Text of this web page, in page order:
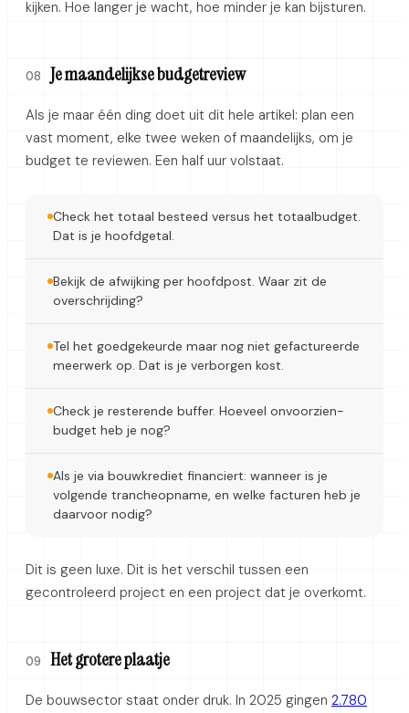
kijken. Hoe langer je wacht, hoe minder je kan bijsturen.
08 Je maandelijkse budgetreview
Als je maar één ding doet uit dit hele artikel: plan een
vast moment, elke twee weken of maandelijks, om je
budget te reviewen. Een half uur volstaat.
Check het totaal besteed versus het totaalbudget.
Dat is je hoofdgetal.
Bekijk de afwijking per hoofdpost. Waar zit de
overschrijding?
Tel het goedgekeurde maar nog niet gefactureerde
meerwerk op. Dat is je verborgen kost.
Check je resterende buffer. Hoeveel onvoorzien-
budget heb je nog?
Als je via bouwkrediet financiert: wanneer is je
volgende trancheopname, en welke facturen heb je
daarvoor nodig?
Dit is geen luxe. Dit is het verschil tussen een
gecontroleerd project en een project dat je overkomt.
09 Het grotere plaatje
De bouwsector staat onder druk. In 2025 gingen 2.780